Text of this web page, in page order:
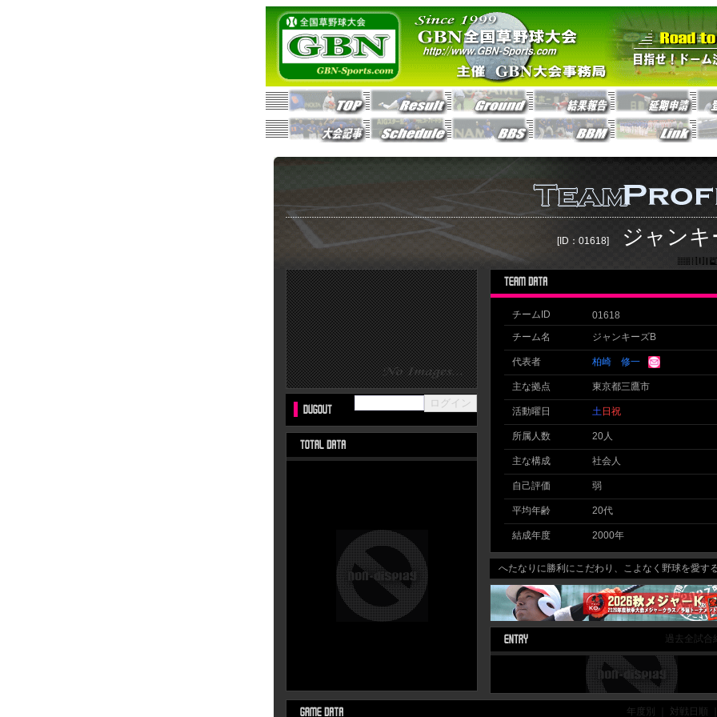
[ID：01618] ジャン
チームID 01618
チーム名 ジャンキーズB
代表者 柏崎 修一
主な拠点 東京都三鷹市
活動曜日 土 日祝
所属人数 20人
主な構成 社会人
自己評価 弱
平均年齢 20代
結成年度 2000年
へたなりに勝利にこだわり、こよなく野球を愛する
過去全試合
年度別 ｜ 対戦日順